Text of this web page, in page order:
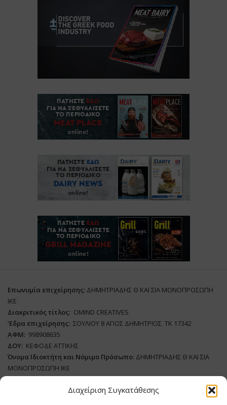
Διαχείριση Συγκατάθεσης
Επωνυμία επιχείρησης: ΔΗΜΗΤΡΙΑΔΗΣ Θ ΚΑΙ ΣΙΑ ΜΟΝΟΠΡΟΣΩΠΗ
ΙΚΕ
Διακριτικός τίτλος: ΟΜΙΝD CREATIVES
‘Eδρα επιχείρησης: ΣΟΥΛΙΟΥ 8 ΑΓΙΟΣ ΔΗΜΗΤΡΙΟΣ ΤΚ 17342
ΑΦΜ: 998908635
ΔΟΥ: ΚΕΦΟΔΕ ΑΤΤΙΚΗΣ
Όνομα Ιδιοκτήτη και Νόμιμο Πρόσωπο: ΔΗΜΗΤΡΙΑΔΗΣ Θ ΚΑΙ ΣΙΑ
ΜΟΝΟΠΡΟΣΩΠΗ ΙΚΕ
Διευθυντής Σύνταξης:ΑΘΑΝΑΣΙΟΣ ΑΝΤΩΝΙΟΥ